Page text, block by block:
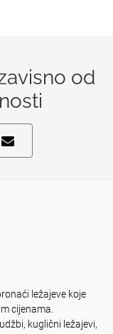
od
ležajeve koje
cijenama.
kuglični ležajevi,